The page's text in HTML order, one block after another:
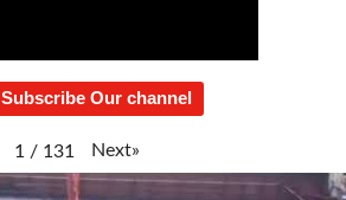
Subscribe Our channel
1 / 131 Next»